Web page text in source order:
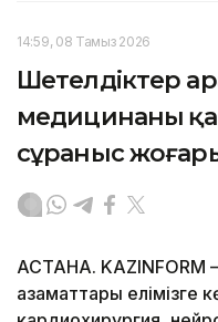
14:59, 08 Тамыз 2026
Шетелдіктер
медицинаның
сұраныс
АСТАНА. KAZINFORM
азаматтары елімізге